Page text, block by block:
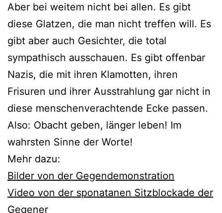
Aber bei weitem nicht bei allen. Es gibt
diese Glatzen, die man nicht treffen will. Es
gibt aber auch Gesichter, die total
sympathisch ausschauen. Es gibt offenbar
Nazis, die mit ihren Klamotten, ihren
Frisuren und ihrer Ausstrahlung gar nicht in
diese menschenverachtende Ecke passen.
Also: Obacht geben, länger leben! Im
wahrsten Sinne der Worte!
Mehr dazu:
Bilder von der Gegendemonstration
Video von der sponatanen Sitzblockade der
Gegener